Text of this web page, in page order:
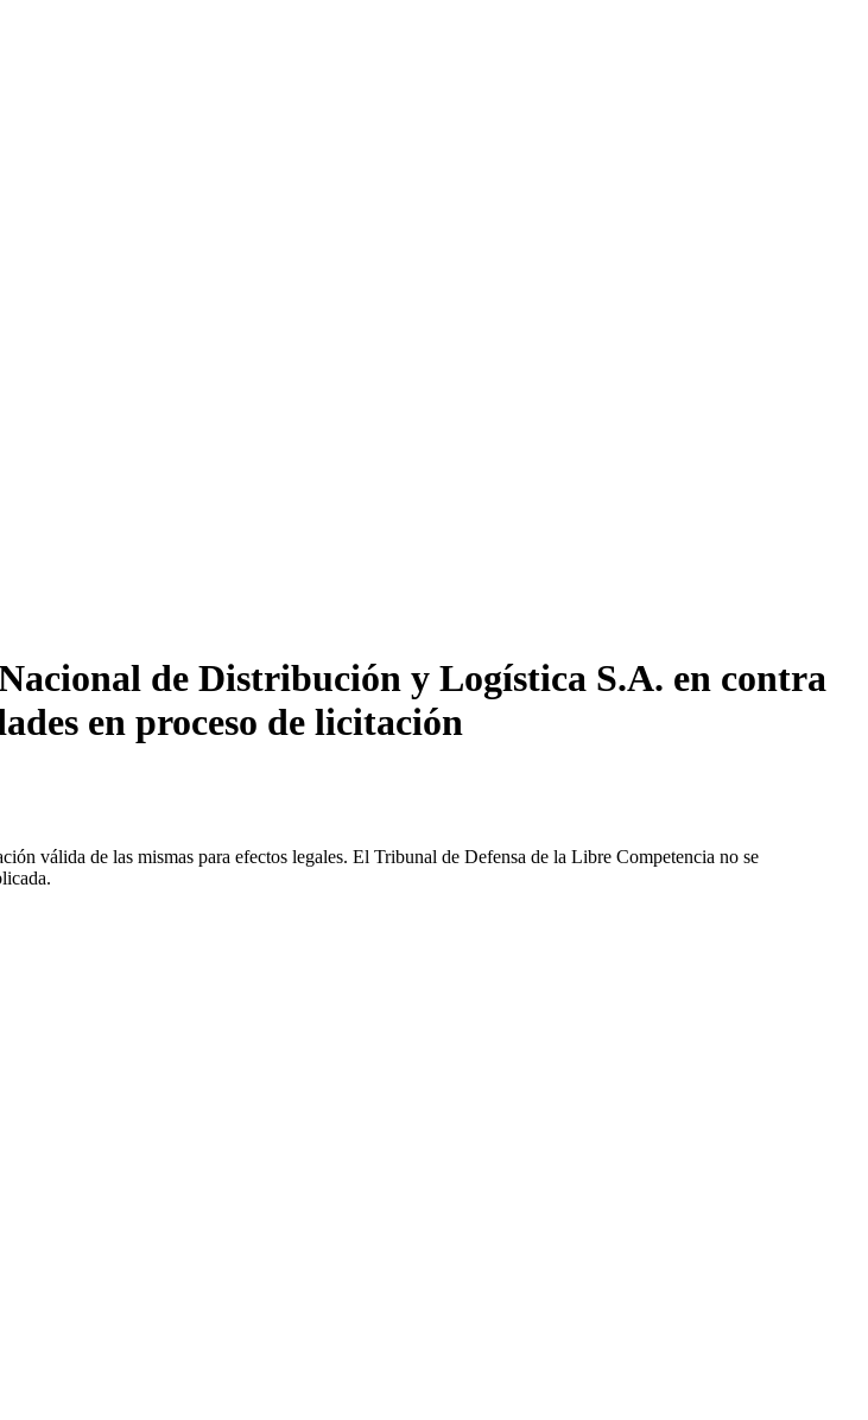
de Distribución y Logística S.A. en contra
en proceso de licitación
válida de las mismas para efectos legales. El Tribunal de Defensa de la Libre Competencia no se